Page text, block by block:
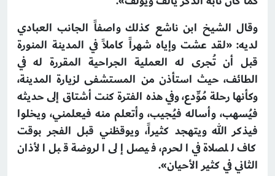
وقال الشيخ ابن ناشع كذلك واصفاً الجانب العبادي
لديه: «لقد عشت وإياه شهراً كاملاً في المدينة المنورة
قبل أن تُجرى له العملية الجراحية المقررة له في
الطائف، حيث استأذن من المستشفى لزيارة المدينة،
وكأنها رحلة مُوِّدع، وفي هذه الفترة كنت أشتاق إلى حديثه
فيُسهب، وأساله فيُجيب، وأتعلم منه فيعلمني، ويخلوا
فيذكر الله ويتهجد كثيراً، ويوقظني قبل الفجر بوقت
كاف للصلاة في الحرم، فيصل إلى الروضة قبل الأذان
الثاني في كثير الأحيان».